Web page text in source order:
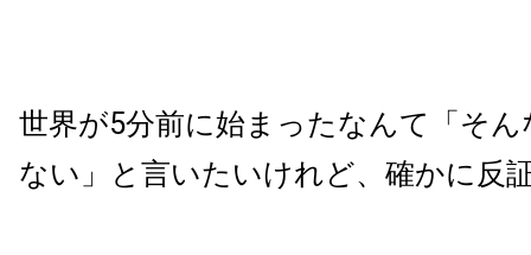
世界が5分前に始まったなんて「そ
ない」と言いたいけれど、確かに反